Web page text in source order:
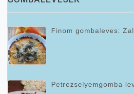
Finom gombaleves:
Petrezselyemgomba